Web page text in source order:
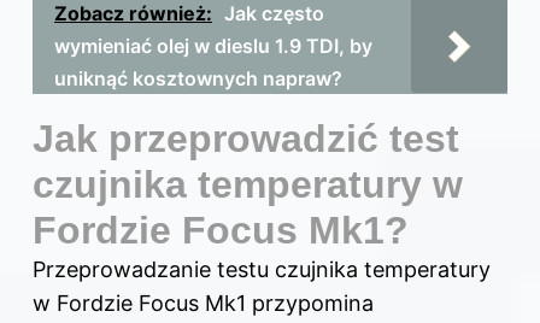
Zobacz również: Jak często
wymieniać olej w dieslu 1.9 TDI, by
uniknąć kosztownych napraw?
Jak przeprowadzić test
czujnika temperatury w
Fordzie Focus Mk1?
Przeprowadzanie testu czujnika temperatury
w Fordzie Focus Mk1 przypomina